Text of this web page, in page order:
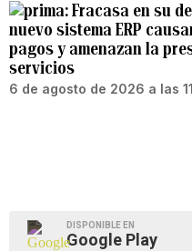
Fracasa en su
nuevo sistema ERP
pagos y amenazan la
servicios
6 de agosto de 2026 a las
DISPONIBLE EN
Google Play